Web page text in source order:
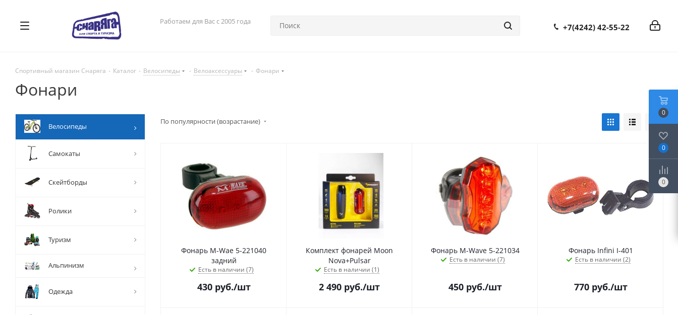
Работаем для Вас с 2005 года
+7(4242) 42-55-22
Спортивный магазин Снаряга - Каталог - Велосипеды - Велоаксессуары - Фонари
Фонари
По популярности (возрастание)
Фонарь M-Wae 5-221040
задний
Есть в наличии (7)
430руб./шт
Комплект фонарей Moon
Nova+Pulsar
Есть в наличии (1)
2 490 руб./шт
Фонарь M-Wave 5-221034
Есть в наличии (7)
450руб./шт
Фонарь Infini I-401
Есть в наличии (2)
770руб./шт
Велосипеды
Самокаты
Скейтборды
Ролики
Туризм
Альпинизм
Одежда
0
0
0